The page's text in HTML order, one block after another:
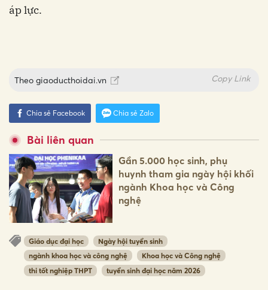
áp lực.
Theo giaoducthoidai.vn Copy Link
Chia sẻ Facebook Chia sẻ Zalo
Bài liên quan
Gần 5.000 học sinh, phụ
huynh tham gia ngày hội khối
ngành Khoa học và Công
nghệ
Giáo dục đại học
Ngày hội tuyển sinh
ngành khoa học và công nghệ
Khoa học và Công nghệ
thi tốt nghiệp THPT
tuyển sinh đại học năm 2026